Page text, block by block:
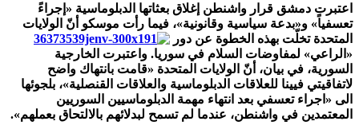
اعتبرت دمشق قرار واشنطن إغلاق بعثاتها الدبلوماسية «إجراءً
تعسفياً» و«بدعة سياسية وقانونية»، فيما رأت موسكو أنّ الولايات
المتحدة تخلّت بهذه الخطوة عن دور
«الراعي» لمفاوضات السلام في سوريا. واعتبرت الخارجية
السورية، في بيان، أنّ الولايات المتحدة «قامت بانتهاك واضح
لاتفاقيتي فيينا للعلاقات الدبلوماسية والعلاقات القنصلية»، بلجوئها
الى «اجراء تعسفي بعد انتهاء مهمة الدبلوماسيين السوريين
المعتمدين في واشنطن، عندما لم تسمح لبدلائهم بالالتحاق بعملهم».